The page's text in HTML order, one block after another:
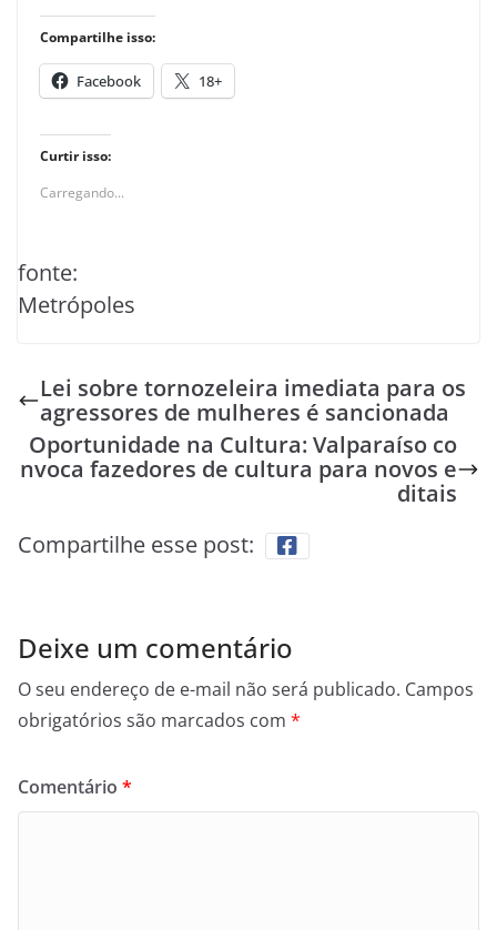
Compartilhe isso:
Facebook 18+
Curtir isso:
Carregando...
fonte:
Metrópoles
Lei sobre tornozeleira imediata para os
agressores de mulheres é sancionada
Oportunidade na Cultura: Valparaíso co
nvoca fazedores de cultura para novos e
ditais
Compartilhe esse post:
Deixe um comentário
O seu endereço de e-mail não será publicado. Campos
obrigatórios são marcados com *
Comentário *